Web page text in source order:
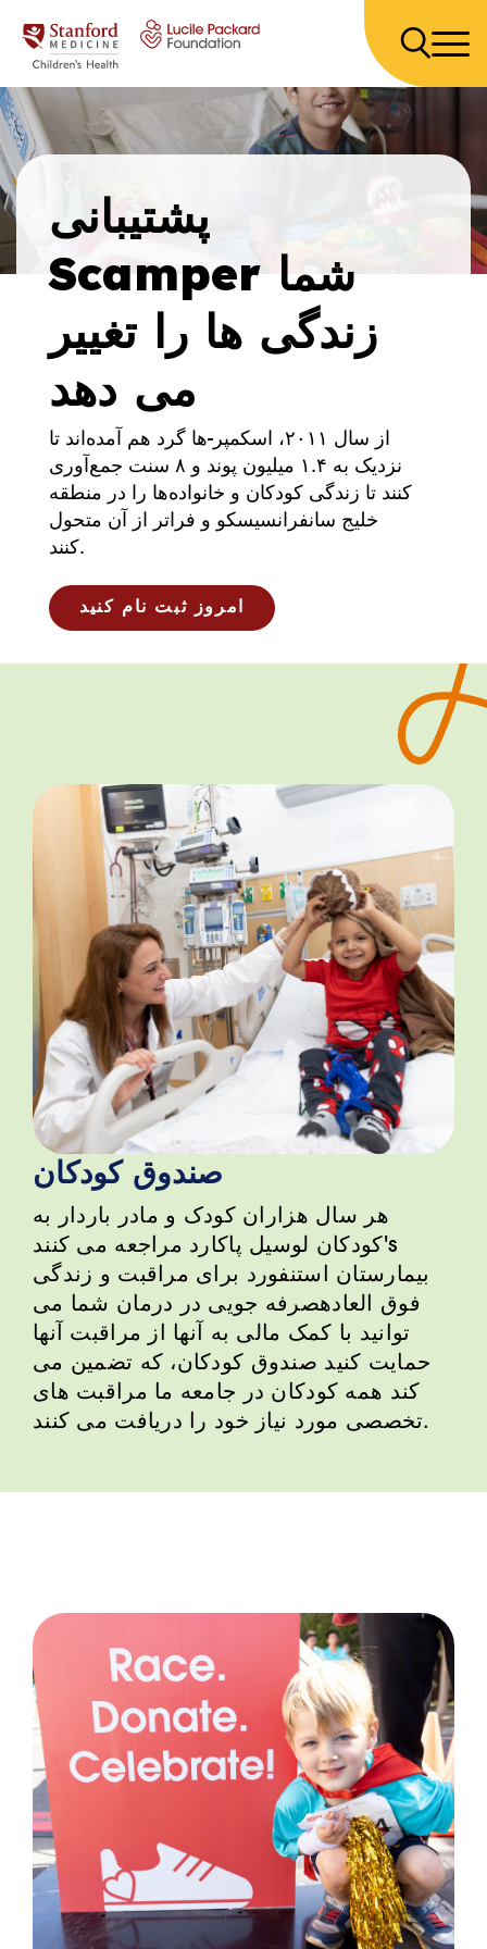
پشتیبانی
Scamper شما
زندگی ها را تغییر
می دهد
از سال ۲۰۱۱، اسکمپر-ها گرد هم آمده‌اند تا
نزدیک به ۱.۴ میلیون پوند و ۸ سنت جمع‌آوری
کنند تا زندگی کودکان و خانواده‌ها را در منطقه
خلیج سانفرانسیسکو و فراتر از آن متحول
کنند.
امروز ثبت نام کنید
صندوق کودکان
هر سال هزاران کودک و مادر باردار به
کودکان لوسیل پاکارد مراجعه می کنند 's
بیمارستان استنفورد برای مراقبت و زندگی
فوق العادهصرفه جویی در درمان شما می
توانید با کمک مالی به آنها از مراقبت آنها
حمایت کنید صندوق کودکان، که تضمین می
کند همه کودکان در جامعه ما مراقبت های
تخصصی مورد نیاز خود را دریافت می کنند.